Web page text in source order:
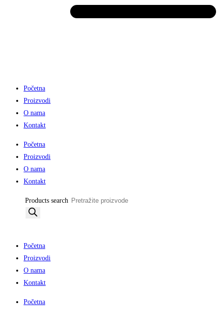
Početna
Proizvodi
O nama
Kontakt
Početna
Proizvodi
O nama
Kontakt
Products search
Početna
Proizvodi
O nama
Kontakt
Početna